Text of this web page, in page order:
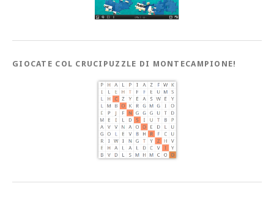
GIOCATE COL CRUCIPUZZLE DI MONTECAMPIONE!